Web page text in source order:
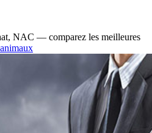
NAC — comparez les meilleures